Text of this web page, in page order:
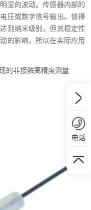
显的波动。传感器内部的
压或数字信号输出。值得
到纳米级别，但其稳定性
的影响，所以在实际应用
的非接触高精度测量
电话